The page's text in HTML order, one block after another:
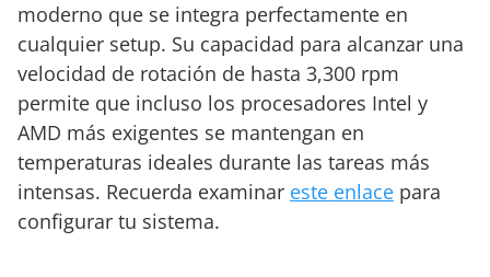
moderno que se integra perfectamente en
cualquier setup. Su capacidad para alcanzar una
velocidad de rotación de hasta 3,300 rpm
permite que incluso los procesadores Intel y
AMD más exigentes se mantengan en
temperaturas ideales durante las tareas más
intensas. Recuerda examinar este enlace para
configurar tu sistema.